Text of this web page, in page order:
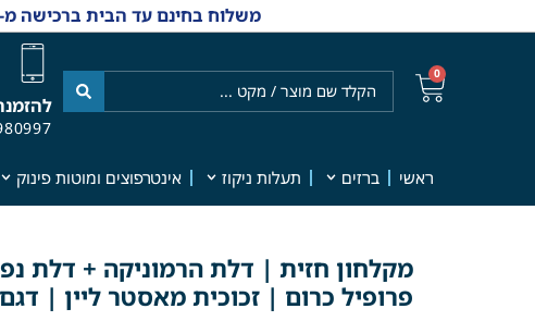
משלוח בחינם עד הבית ברכישה מ-₪499 | אפשרות למשלוחי אקספרס מהיום למחר | למענה אנושי והזמנות 04-
0
ראשי ברזים תעלות ניקוז אינטרפוצים ומוטות פינוק
מקלחון חזית | דלת הרמוניקה + דלת
פרופיל כרום | זכוכית מאסטר ליין | דגם